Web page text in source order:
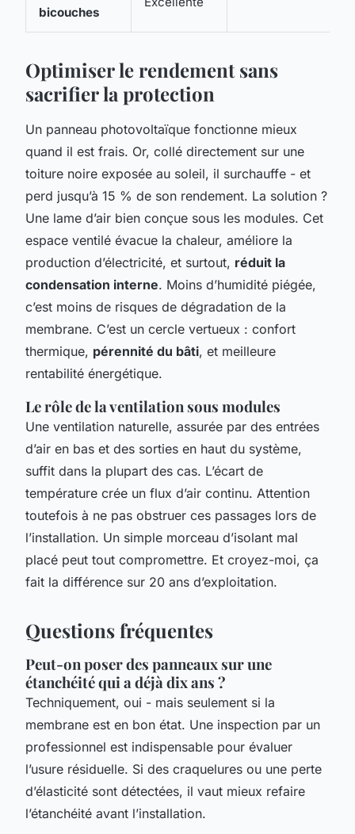
bicouches
Optimiser le rendement sans
sacrifier la protection
Un panneau photovoltaïque fonctionne mieux
quand il est frais. Or, collé directement sur une
toiture noire exposée au soleil, il surchauffe - et
perd jusqu’à 15 % de son rendement. La solution ?
Une lame d’air bien conçue sous les modules. Cet
espace ventilé évacue la chaleur, améliore la
production d’électricité, et surtout, réduit la
condensation interne. Moins d’humidité piégée,
c’est moins de risques de dégradation de la
membrane. C’est un cercle vertueux : confort
thermique, pérennité du bâti, et meilleure
rentabilité énergétique.
Le rôle de la ventilation sous modules
Une ventilation naturelle, assurée par des entrées
d’air en bas et des sorties en haut du système,
suffit dans la plupart des cas. L’écart de
température crée un flux d’air continu. Attention
toutefois à ne pas obstruer ces passages lors de
l’installation. Un simple morceau d’isolant mal
placé peut tout compromettre. Et croyez-moi, ça
fait la différence sur 20 ans d’exploitation.
Questions fréquentes
Peut-on poser des panneaux sur une
étanchéité qui a déjà dix ans ?
Techniquement, oui - mais seulement si la
membrane est en bon état. Une inspection par un
professionnel est indispensable pour évaluer
l’usure résiduelle. Si des craquelures ou une perte
d’élasticité sont détectées, il vaut mieux refaire
l’étanchéité avant l’installation.